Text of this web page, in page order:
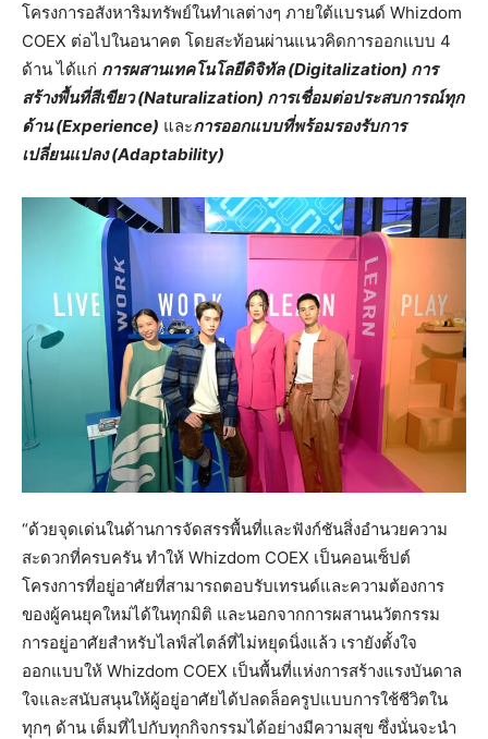
โครงการอสังหาริมทรัพย์ในทำเลต่างๆ ภายใต้แบรนด์ Whizdom
COEX ต่อไปในอนาคต โดยสะท้อนผ่านแนวคิดการออกแบบ 4
ด้าน ได้แก่ การผสานเทคโนโลยีดิจิทัล (Digitalization) การ
สร้างพื้นที่สีเขียว (Naturalization) การเชื่อมต่อประสบการณ์ทุก
ด้าน (Experience) และการออกแบบที่พร้อมรองรับการ
เปลี่ยนแปลง (Adaptability)
“ด้วยจุดเด่นในด้านการจัดสรรพื้นที่และฟังก์ชันสิ่งอำนวยความ
สะดวกที่ครบครัน ทำให้ Whizdom COEX เป็นคอนเซ็ปต์
โครงการที่อยู่อาศัยที่สามารถตอบรับเทรนด์และความต้องการ
ของผู้คนยุคใหม่ได้ในทุกมิติ และนอกจากการผสานนวัตกรรม
การอยู่อาศัยสำหรับไลฟ์สไตล์ที่ไม่หยุดนิ่งแล้ว เรายังตั้งใจ
ออกแบบให้ Whizdom COEX เป็นพื้นที่แห่งการสร้างแรงบันดาล
ใจและสนับสนุนให้ผู้อยู่อาศัยได้ปลดล็อครูปแบบการใช้ชีวิตใน
ทุกๆ ด้าน เต็มที่ไปกับทุกกิจกรรมได้อย่างมีความสุข ซึ่งนั่นจะนำ